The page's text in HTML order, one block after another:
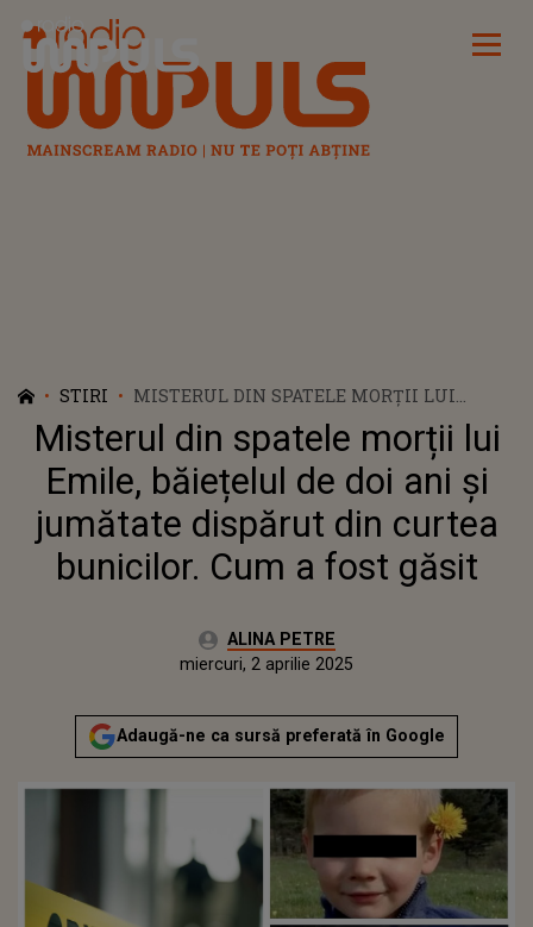
Radio Impuls
STIRI
MISTERUL DIN SPATELE MORȚII LUI
EMILE, BĂIEȚELUL DE DOI ANI ŞI
JUMĂTATE DISPĂRUT DIN CURTEA
BUNICILOR. CUM A FOST GĂSIT
Misterul din spatele morții lui
Emile, băiețelul de doi ani şi
jumătate dispărut din curtea
bunicilor. Cum a fost găsit
Autor:ALINA PETRE
Actualizat:
miercuri, 2 aprilie 2025
Adaugă-ne ca sursă preferată în Google